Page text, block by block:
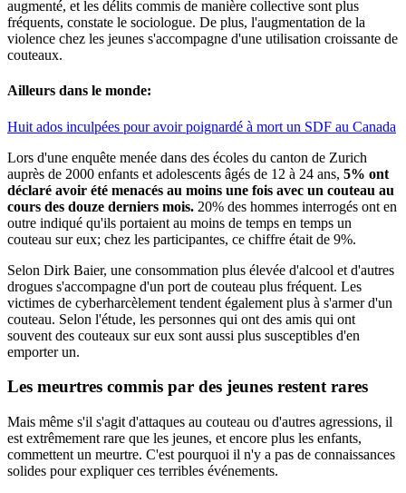
augmenté, et les délits commis de manière collective sont plus
fréquents, constate le sociologue. De plus, l'augmentation de la
violence chez les jeunes s'accompagne d'une utilisation croissante de
couteaux.
Ailleurs dans le monde:
Huit ados inculpées pour avoir poignardé à mort un SDF au Canada
Lors d'une enquête menée dans des écoles du canton de Zurich
auprès de 2000 enfants et adolescents âgés de 12 à 24 ans, 5% ont
déclaré avoir été menacés au moins une fois avec un couteau au
cours des douze derniers mois. 20% des hommes interrogés ont en
outre indiqué qu'ils portaient au moins de temps en temps un
couteau sur eux; chez les participantes, ce chiffre était de 9%.
Selon Dirk Baier, une consommation plus élevée d'alcool et d'autres
drogues s'accompagne d'un port de couteau plus fréquent. Les
victimes de cyberharcèlement tendent également plus à s'armer d'un
couteau. Selon l'étude, les personnes qui ont des amis qui ont
souvent des couteaux sur eux sont aussi plus susceptibles d'en
emporter un.
Les meurtres commis par des jeunes restent rares
Mais même s'il s'agit d'attaques au couteau ou d'autres agressions, il
est extrêmement rare que les jeunes, et encore plus les enfants,
commettent un meurtre. C'est pourquoi il n'y a pas de connaissances
solides pour expliquer ces terribles événements.